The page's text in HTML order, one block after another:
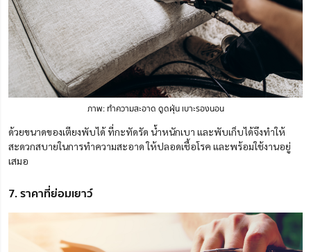
ภาพ: ทำความสะอาด ดูดฝุ่น เบาะรองนอน
ด้วยขนาดของเตียงพับได้ ที่กะทัดรัด น้ำหนักเบา และพับเก็บได้จึงทำให้
สะดวกสบายในการทำความสะอาด ให้ปลอดเชื้อโรค และพร้อมใช้งานอยู่
เสมอ
7. ราคาที่ย่อมเยาว์